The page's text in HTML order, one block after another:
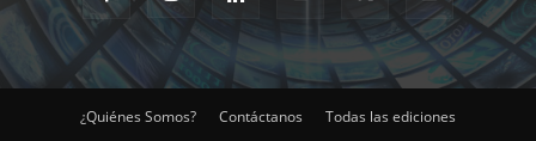
¿Quiénes Somos? Contáctanos Todas las ediciones